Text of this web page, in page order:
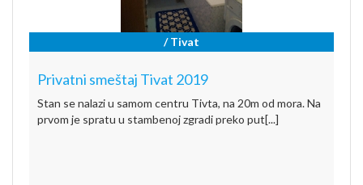
/ Tivat
Privatni smeštaj Tivat 2019
Stan se nalazi u samom centru Tivta, na 20m od mora. Na
prvom je spratu u stambenoj zgradi preko put[...]